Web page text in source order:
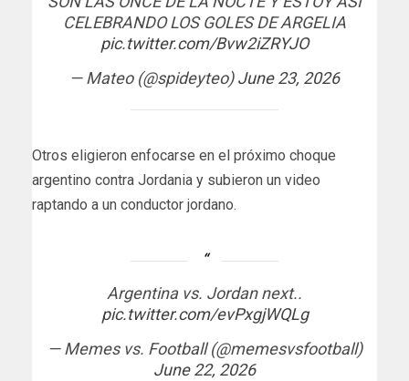
CELEBRANDO LOS GOLES DE ARGELIA
pic.twitter.com/Bvw2iZRYJO
— Mateo (@spideyteo)June 23, 2026
Otros eligieron enfocarse en el próximo choque
argentino contra Jordania y subieron un video
raptando a un conductor jordano.
Argentina vs. Jordan next..
pic.twitter.com/evPxgjWQLg
— Memes vs. Football (@memesvsfootball)
June 22, 2026